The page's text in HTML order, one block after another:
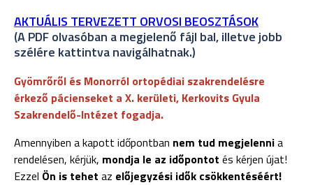
AKTUÁLIS TERVEZETT ORVOSI BEOSZTÁSOK
(A PDF olvasóban a megjelenő fájl bal, illetve jobb
szélére kattintva navigálhatnak.)
Gyömrőről és Monorról ortopédiai szakrendelésre
érkező pácienseket a X. kerületi, Kerkovits Gyula
Szakrendelő-Intézet fogadja.
Amennyiben a kapott időpontban nem tud megjelennia
rendelésen, kérjük, mondja le az időpontot és kérjen újat!
Ezzel Ön is tehet az előjegyzési idők csökkentéséért!